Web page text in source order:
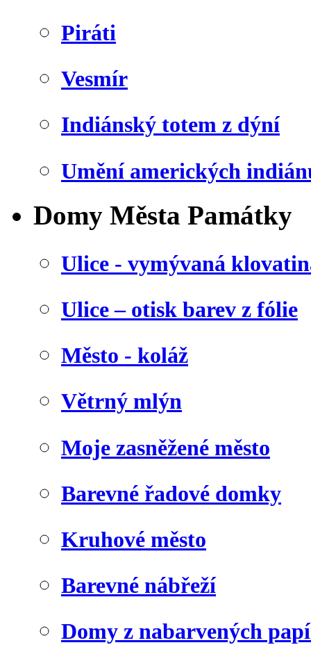
Piráti
Vesmír
Indiánský totem z dýní
Umění amerických
Domy Města Památky
Ulice - vymývaná
Ulice – otisk barev z fólie
Město - koláž
Větrný mlýn
Moje zasněžené město
Barevné řadové domky
Kruhové město
Barevné nábřeží
Domy z nabarvených